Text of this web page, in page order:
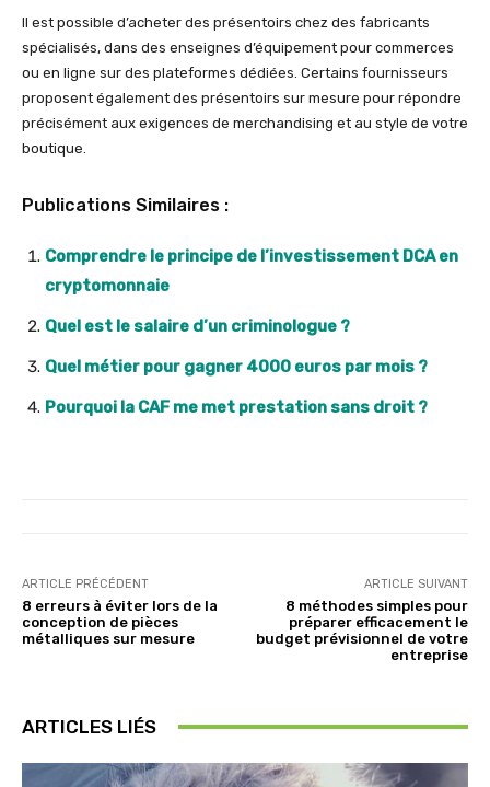
Il est possible d’acheter des présentoirs chez des fabricants
spécialisés, dans des enseignes d’équipement pour commerces
ou en ligne sur des plateformes dédiées. Certains fournisseurs
proposent également des présentoirs sur mesure pour répondre
précisément aux exigences de merchandising et au style de votre
boutique.
Publications Similaires :
Comprendre le principe de l’investissement DCA en
cryptomonnaie
Quel est le salaire d’un criminologue ?
Quel métier pour gagner 4000 euros par mois ?
Pourquoi la CAF me met prestation sans droit ?
ARTICLE PRÉCÉDENT
8 erreurs à éviter lors de la
conception de pièces
métalliques sur mesure
ARTICLE SUIVANT
8 méthodes simples pour
préparer efficacement le
budget prévisionnel de votre
entreprise
ARTICLES LIÉS